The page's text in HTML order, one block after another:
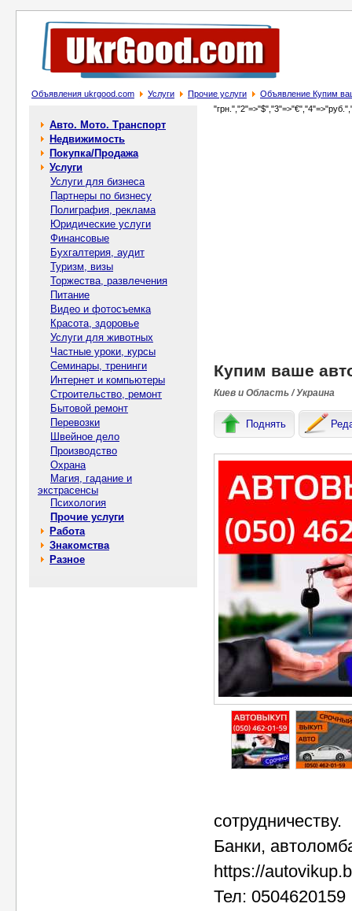
Объявления ukrgood.com Услуги Прочие услуги Объявление Купим
Авто. Мото. Транспорт
Недвижимость
Покупка/Продажа
Услуги
Услуги для бизнеса
Партнеры по бизнесу
Полиграфия, реклама
Юридические услуги
Финансовые
Бухгалтерия, аудит
Туризм, визы
Торжества, развлечения
Питание
Видео и фотосъемка
Красота, здоровье
Услуги для животных
Частные уроки, курсы
Семинары, тренинги
Интернет и компьютеры
Строительство, ремонт
Бытовой ремонт
Перевозки
Швейное дело
Производство
Охрана
Магия, гадание и
экстрасенсы
Психология
Прочие услуги
Работа
Знакомства
Разное
Купим ваше
Киев и Область / Украина
Поднять
сотрудничеству.
Банки,
https://
Тел: 0504620159